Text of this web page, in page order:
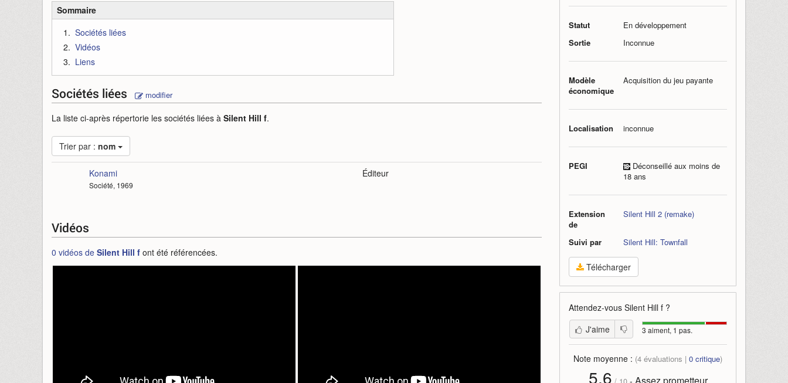
Statut
En développement
Sortie
Inconnue
Modèle
économique
Acquisition du jeu payante
Localisation inconnue
PEGI
Déconseillé aux moins de
18 ans
Extension
de
Silent Hill 2 (remake)
Suivi par Silent Hill: Townfall
Télécharger
Attendez-vous Silent Hill f ?
3 aiment, 1 pas.
J'aime
Note moyenne : (4 évaluations | 0 critique)
5,6 -
Sommaire
Sociétés liées
Vidéos
Liens
Sociétés liées modifier
La liste ci-après répertorie les sociétés liées à Silent Hill f.
Trier par : nom
Konami
Société, 1969
Éditeur
Vidéos
0 vidéos de Silent Hill f ont été référencées.